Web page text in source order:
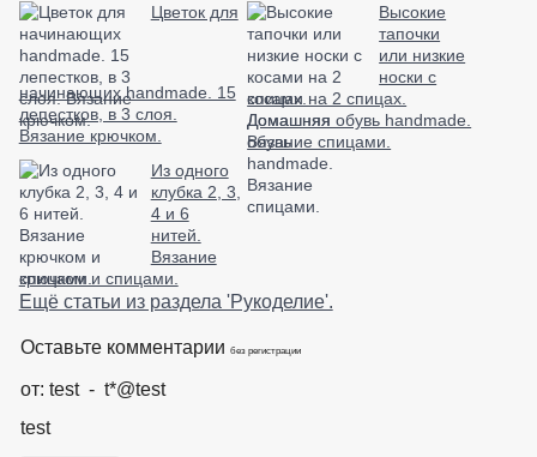
Цветок для
начинающих handmade. 15
лепестков, в 3 слоя.
Вязание крючком.
Высокие
тапочки
или низкие
носки с
косами на 2 спицах.
Домашняя обувь handmade.
Вязание спицами.
Из одного
клубка 2, 3,
4 и 6
нитей.
Вязание
крючком и спицами.
Ещё статьи из раздела 'Рукоделие'.
Оставьте комментарии без регистрации
от: test - t*@test
test